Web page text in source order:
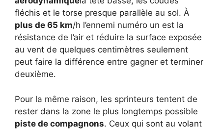
fléchis et le torse presque parallèle au sol. À
plus de 65 km/h l’ennemi numéro un est la
résistance de l’air et réduire la surface exposée
au vent de quelques centimètres seulement
peut faire la différence entre gagner et terminer
deuxième.
Pour la même raison, les sprinteurs tentent de
rester dans la zone le plus longtemps possible
piste de compagnons. Ceux qui sont au volant